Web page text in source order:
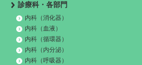
診療科・各部門
内科（消化器）
内科（血液）
内科（循環器）
内科（内分泌）
内科（呼吸器）